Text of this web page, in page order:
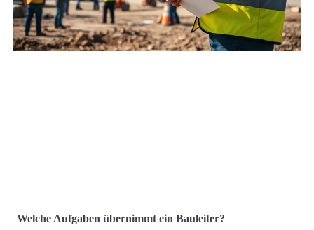
Welche Aufgaben übernimmt ein Bauleiter?